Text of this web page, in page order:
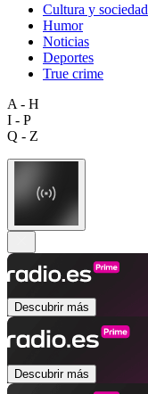
Cultura y sociedad
Humor
Noticias
Deportes
True crime
A - H
I - P
Q - Z
Descubrir más
Descubrir más